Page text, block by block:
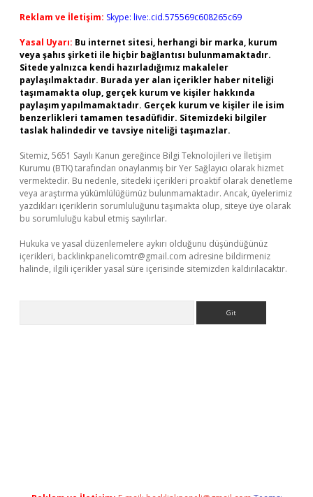
Reklam ve İletişim: Skype: live:.cid.575569c608265c69
Yasal Uyarı: Bu internet sitesi, herhangi bir marka, kurum
veya şahıs şirketi ile hiçbir bağlantısı bulunmamaktadır.
Sitede yalnızca kendi hazırladığımız makaleler
paylaşılmaktadır. Burada yer alan içerikler haber niteliği
taşımamakta olup, gerçek kurum ve kişiler hakkında
paylaşım yapılmamaktadır. Gerçek kurum ve kişiler ile isim
benzerlikleri tamamen tesadüfidir. Sitemizdeki bilgiler
taslak halindedir ve tavsiye niteliği taşımazlar.
Sitemiz, 5651 Sayılı Kanun gereğince Bilgi Teknolojileri ve İletişim
Kurumu (BTK) tarafından onaylanmış bir Yer Sağlayıcı olarak hizmet
vermektedir. Bu nedenle, sitedeki içerikleri proaktif olarak denetleme
veya araştırma yükümlülüğümüz bulunmamaktadır. Ancak, üyelerimiz
yazdıkları içeriklerin sorumluluğunu taşımakta olup, siteye üye olarak
bu sorumluluğu kabul etmiş sayılırlar.
Hukuka ve yasal düzenlemelere aykırı olduğunu düşündüğünüz
içerikleri, backlinkpanelicomtr@gmail.com adresine bildirmeniz
halinde, ilgili içerikler yasal süre içerisinde sitemizden kaldırılacaktır.